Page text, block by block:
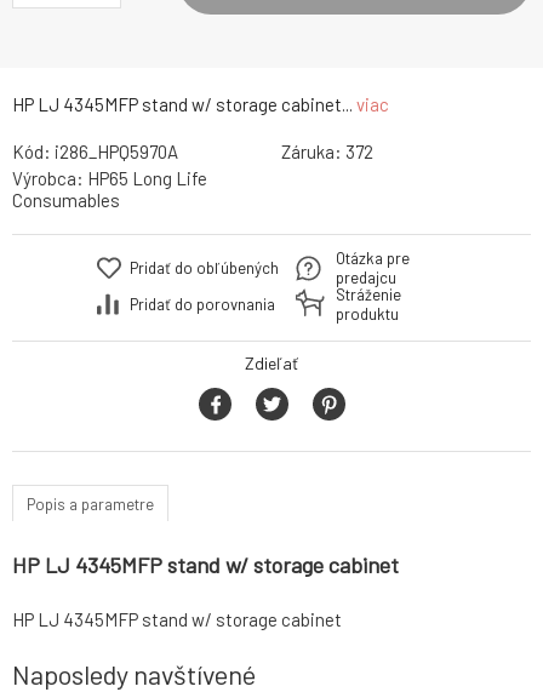
HP LJ 4345MFP stand w/ storage cabinet... viac
Kód: i286_HPQ5970A Záruka: 372
Výrobca: HP65 Long Life
Consumables
Pridať do obľúbených
Pridať do porovnania
Otázka pre
predajcu
Stráženie
produktu
Zdieľať
Popis a parametre
HP LJ 4345MFP stand w/ storage cabinet
HP LJ 4345MFP stand w/ storage cabinet
Naposledy navštívené